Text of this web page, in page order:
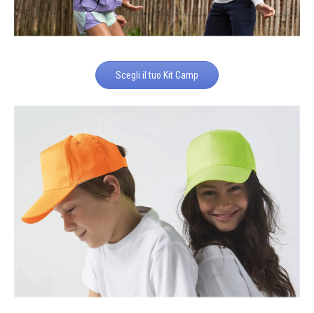
Scegli il tuo Kit Camp